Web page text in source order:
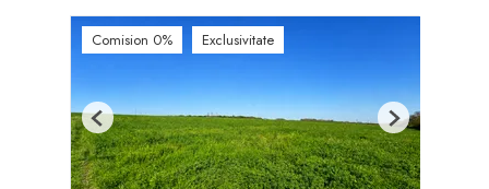
Comision 0% Exclusivitate
Previous Next